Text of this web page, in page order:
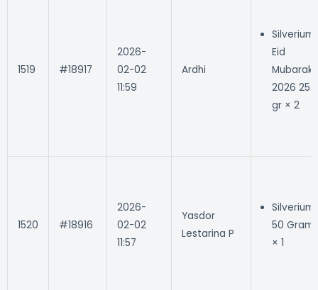
1519 #18917
2026-
02-02
11:59
Ardhi
Silverium
Eid
Mubarak
2026 25
gr × 2
1520 #18916
2026-
02-02
11:57
Yasdor
Lestarina P
Silverium
50 Gram
× 1